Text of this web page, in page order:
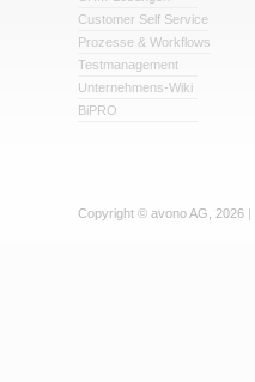
Customer Self Service
Prozesse & Workflows
Testmanagement
Unternehmens-Wiki
BiPRO
Copyright © avono AG, 2026 |